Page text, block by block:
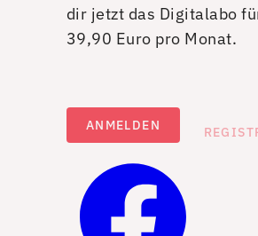
dir jetzt das Digitalabo
39,90 Euro pro Monat.
ANMELDEN